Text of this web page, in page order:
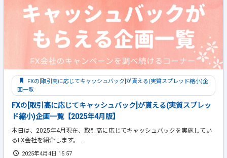
FXの[取引高に応じてキャッシュバック]が貰える(実質スプレッド縮小)企
画一覧
FXの[取引高に応じてキャッシュバック]が貰える(実質スプレッ
ド縮小)企画一覧【2025年4月版】
本日は、2025年4月現在、取引高に応じてキャッシュバックを実施してい
るFX会社を紹介します。 ...
2025年4月4日 15:57